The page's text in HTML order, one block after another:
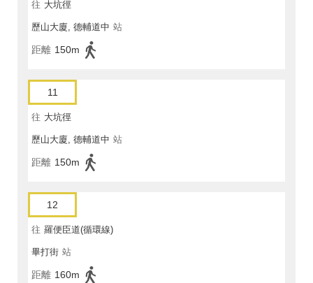
往 大坑徑
歷山大廈, 德輔道中 站
距離 150m
11
往 大坑徑
歷山大廈, 德輔道中 站
距離 150m
12
往 羅便臣道(循環線)
畢打街 站
距離 160m